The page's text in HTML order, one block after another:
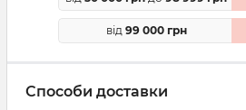
від 99 000 грн
Способи доставки